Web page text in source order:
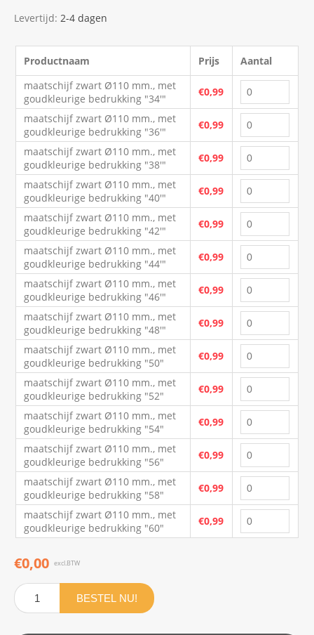
Levertijd: 2-4 dagen
Productnaam Prijs
Aantal
maatschijf zwart Ø110 mm., met
goudkleurige bedrukking "34'"
€0,99
maatschijf zwart Ø110 mm., met
goudkleurige bedrukking "36'"
€0,99
maatschijf zwart Ø110 mm., met
goudkleurige bedrukking "38'"
€0,99
maatschijf zwart Ø110 mm., met
goudkleurige bedrukking "40'"
€0,99
maatschijf zwart Ø110 mm., met
goudkleurige bedrukking "42'"
€0,99
maatschijf zwart Ø110 mm., met
goudkleurige bedrukking "44'"
€0,99
maatschijf zwart Ø110 mm., met
goudkleurige bedrukking "46'"
€0,99
maatschijf zwart Ø110 mm., met
goudkleurige bedrukking "48'"
€0,99
maatschijf zwart Ø110 mm., met
goudkleurige bedrukking "50"
€0,99
maatschijf zwart Ø110 mm., met
goudkleurige bedrukking "52"
€0,99
maatschijf zwart Ø110 mm., met
goudkleurige bedrukking "54"
€0,99
maatschijf zwart Ø110 mm., met
goudkleurige bedrukking "56"
€0,99
maatschijf zwart Ø110 mm., met
goudkleurige bedrukking "58"
€0,99
maatschijf zwart Ø110 mm., met
goudkleurige bedrukking "60"
€0,99
€0,00 excl.BTW
BESTEL NU!